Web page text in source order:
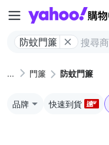
防蚊門簾
門簾 防蚊門簾
品牌 快速到貨